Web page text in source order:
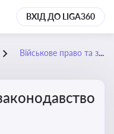
ВХІД ДО LIGA360
Військове право та законодавство